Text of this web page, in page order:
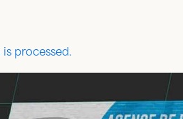
processed.